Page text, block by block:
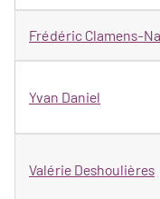
Frédéric Clamens-
Yvan Daniel
Valérie Deshoulières